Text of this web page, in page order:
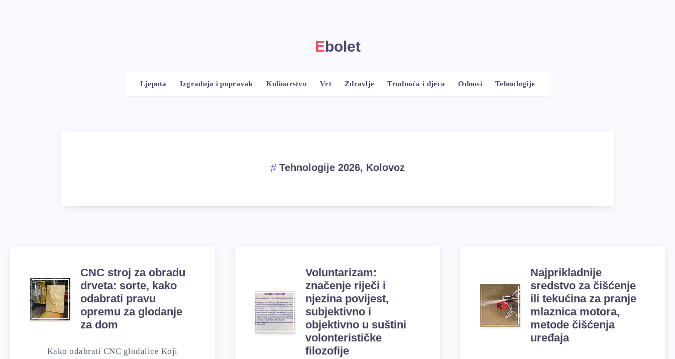
Ebolet
Ljepota Izgradnja i popravak Kulinarstvo Vrt Zdravlje Trudnoća i djeca Odnosi Tehnologije
Tehnologije 2026, Kolovoz
CNC stroj za obradu
drveta: sorte, kako
odabrati pravu
opremu za glodanje
za dom
Kako odabrati CNC glodalice Koji
Voluntarizam:
značenje riječi i
njezina povijest,
subjektivno i
objektivno u suštini
volonterističke
filozofije
Najprikladnije
sredstvo za čišćenje
ili tekućina za pranje
mlaznica motora,
metode čišćenja
uređaja